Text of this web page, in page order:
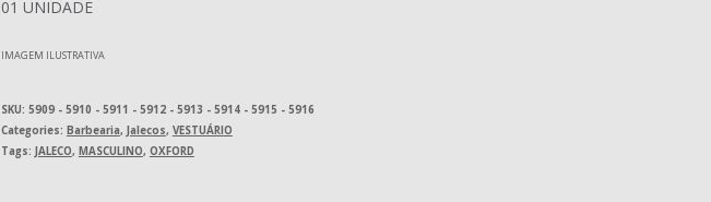
01 UNIDADE
IMAGEM ILUSTRATIVA
SKU: 5909 - 5910 - 5911 - 5912 - 5913 - 5914 - 5915 - 5916
Categories: Barbearia, Jalecos, VESTUÁRIO
Tags: JALECO, MASCULINO, OXFORD